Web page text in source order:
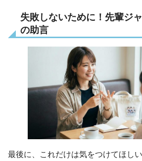
失敗しないために！先輩ジ
の助言
最後に、これだけは気をつけてほし